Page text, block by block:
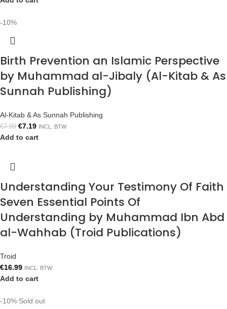
-10%
Birth Prevention an Islamic Perspective
by Muhammad al-Jibaly (Al-Kitab & As
Sunnah Publishing)
Al-Kitab & As Sunnah Publishing
€7.99 €7.19 INCL. BTW
Add to cart
Understanding Your Testimony Of Faith
Seven Essential Points Of
Understanding by Muhammad Ibn Abd
al-Wahhab (Troid Publications)
Troid
€16.99 INCL. BTW
Add to cart
-10% Sold out